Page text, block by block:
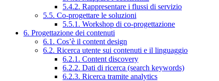
5.4.2. Rappresentare i flussi di servizio
5.5. Co-progettare le soluzioni
5.5.1. Workshop di co-progettazione
6. Progettazione dei contenuti
6.1. Cos’è il content design
6.2. Ricerca utente sui contenuti e il linguaggio
6.2.1. Content discovery
6.2.2. Dati di ricerca (search keywords)
6.2.3. Ricerca tramite analytics